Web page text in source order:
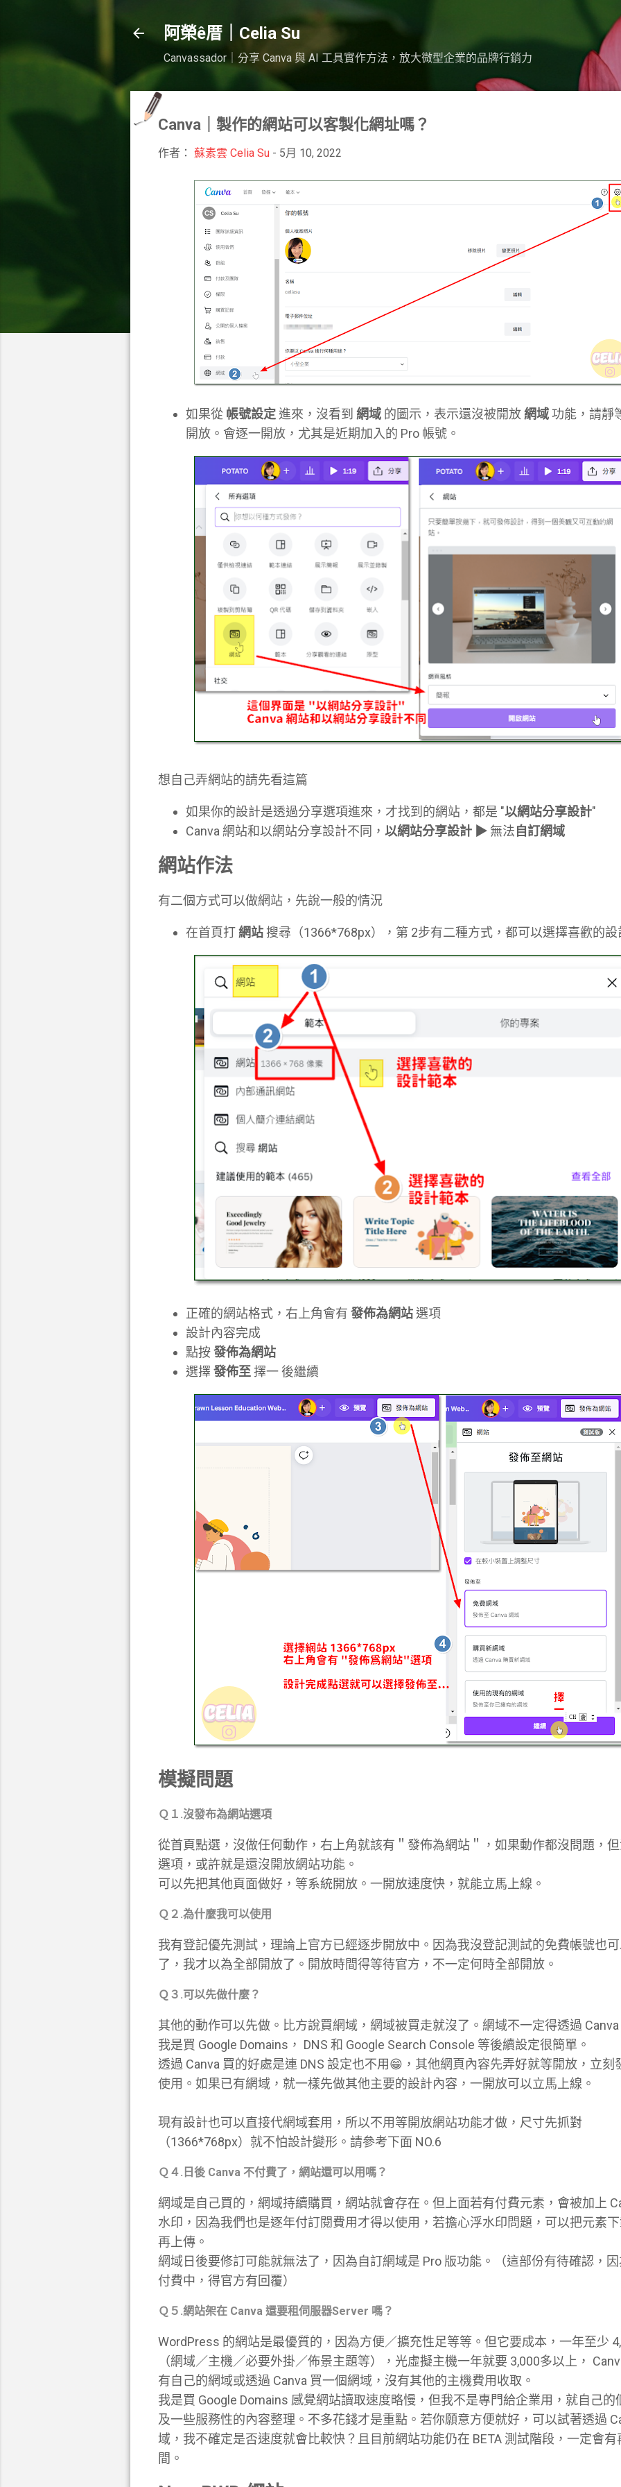
阿榮ê厝｜Celia Su
Canvassador｜分享 Canva 與 AI 工具實作方法，放大微型企業的品牌行銷力
Canva｜製作的網站可以客製化網址嗎？
作者： 蘇素雲 Celia Su - 5月 10, 2022
如果從 帳號設定進來，沒看到 網域 的圖示，表示還沒被開放網域 功能，請靜
開放。會逐一開放，尤其是近期加入的 Pro 帳號。
想自己弄網站的請先看這篇
如果你的設計是透過分享選項進來，才找到的網站，都是 "以網站分享設計"
Canva 網站和以網站分享設計不同， 以網站分享設計 ▶ 無法自訂網域
網站作法
有二個方式可以做網站，先說一般的情況
在首頁打網站 搜尋（1366*768px），第 2步有二種方式，都可以選擇喜歡的設
正確的網站格式，右上角會有 發佈為網站選項
設計內容完成
點按發佈為網站
選擇發佈至 擇一 後繼續
模擬問題
Ｑ１.沒發布為網站選項
從首頁點選，沒做任何動作，右上角就該有＂發佈為網站＂，如果動作都沒問題，
選項，或許就是還沒開放網站功能。
可以先把其他頁面做好，等系統開放。一開放速度快，就能立馬上線。
Ｑ２.為什麼我可以使用
我有登記優先測試，理論上官方已經逐步開放中。因為我沒登記測試的免費帳號也
了，我才以為全部開放了。開放時間得等待官方，不一定何時全部開放。
Ｑ３.可以先做什麼？
其他的動作可以先做。比方說買網域，網域被買走就沒了。網域不一定得透過
我是買 Google Domains， DNS 和 Google Search Console 等後續設定很簡單。
透過 Canva 買的好處是連 DNS 設定也不用😁，其他網頁內容先弄好就等開放，立刻
使用。如果已有網域，就一樣先做其他主要的設計內容，一開放可以立馬上線。
現有設計也可以直接代網域套用，所以不用等開放網站功能才做，尺寸先抓對
（1366*768px）就不怕設計變形。請參考下面 NO.6
Ｑ４.日後 Canva 不付費了，網站還可以用嗎？
網域是自己買的，網域持續購買，網站就會存在。但上面若有付費元素，會被加上
水印，因為我們也是逐年付訂閱費用才得以使用，若擔心浮水印問題，可以把元素
再上傳。
網域日後要修訂可能就無法了，因為自訂網域是 Pro 版功能。（這部份有待確認，
付費中，得官方有回覆）
Ｑ５.網站架在 Canva 還要租伺服器Server 嗎？
WordPress 的網站是最優質的，因為方便／擴充性足等等。但它要成本，一年至少
（網域／主機／必要外掛／佈景主題等），光虛擬主機一年就要 3,000多以上，
有自己的網域或透過 Canva 買一個網域，沒有其他的主機費用收取。
我是買 Google Domains 感覺網站讀取速度略慢，但我不是專門給企業用，就自己的
及一些服務性的內容整理。不多花錢才是重點。若你願意方便就好，可以試著透過
域，我不確定是否速度就會比較快？且目前網站功能仍在 BETA 測試階段，一定會有
間。